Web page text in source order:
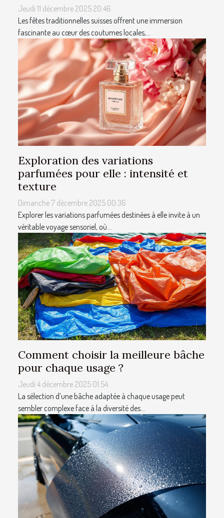
Jeudi 11 décembre 2025 20:46
Les fêtes traditionnelles suisses offrent une immersion
fascinante au cœur des coutumes locales,...
Exploration des variations
parfumées pour elle : intensité et
texture
Dimanche 7 décembre 2025 00:36
Explorer les variations parfumées destinées à elle invite à un
véritable voyage sensoriel, où...
Comment choisir la meilleure bâche
pour chaque usage ?
Jeudi 4 décembre 2025 01:54
La sélection d’une bâche adaptée à chaque usage peut
sembler complexe face à la diversité des...